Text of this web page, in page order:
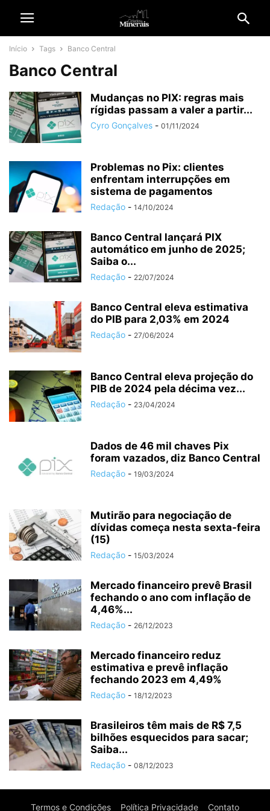
Início Tags Banco Central
Banco Central
Mudanças no PIX: regras mais
rígidas passam a valer a partir...
Cyro Gonçalves - 01/11/2024
Problemas no Pix: clientes
enfrentam interrupções em
sistema de pagamentos
Redação - 14/10/2024
Banco Central lançará PIX
automático em junho de 2025;
Saiba o...
Redação - 22/07/2024
Banco Central eleva estimativa
do PIB para 2,03% em 2024
Redação - 27/06/2024
Banco Central eleva projeção do
PIB de 2024 pela décima vez...
Redação - 23/04/2024
Dados de 46 mil chaves Pix
foram vazados, diz Banco Central
Redação - 19/03/2024
Mutirão para negociação de
dívidas começa nesta sexta-feira
(15)
Redação - 15/03/2024
Mercado financeiro prevê Brasil
fechando o ano com inflação de
4,46%...
Redação - 26/12/2023
Mercado financeiro reduz
estimativa e prevê inflação
fechando 2023 em 4,49%
Redação - 18/12/2023
Brasileiros têm mais de R$ 7,5
bilhões esquecidos para sacar;
Saiba...
Redação - 08/12/2023
Termos e Condições Política Privacidade Contato